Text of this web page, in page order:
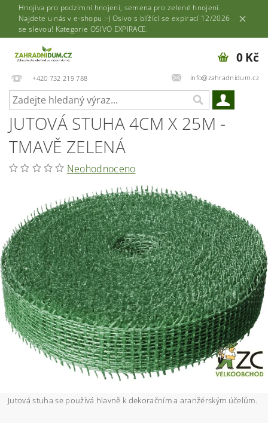
Hnojiva pro podzimní hnojení, semena pro zelené hnojení.
Najdete u nás v e-shopu :-) Osivo s blížící se expirací 12/2026
se slevou! Kategorie OSIVO EXPIRACE.
+420 732 219 788 info@zahradnidum.cz
0 Kč
JUTOVÁ STUHA 4CM X 25M -
TMAVĚ ZELENÁ
Neohodnoceno
Jutová stuha se používá hlavně k dekoračním a aranžérským účelům.